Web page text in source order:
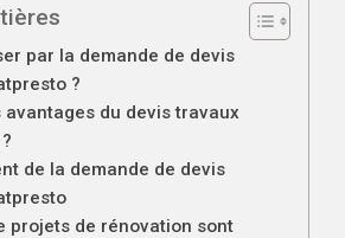
par la demande de devis
?
avantages du devis travaux
de la demande de devis
projets de rénovation sont